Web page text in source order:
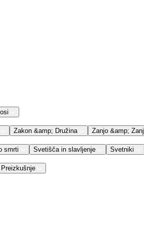
Zakon &amp; Družina Zanjo &amp; Zanj
smrti Svetišča in slavljenje Svetniki
Preizkušnje